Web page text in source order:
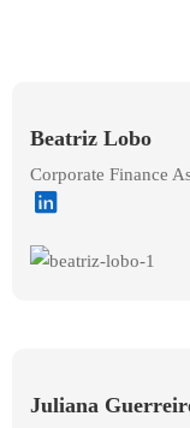
Beatriz Lobo
Corporate Finance
Juliana